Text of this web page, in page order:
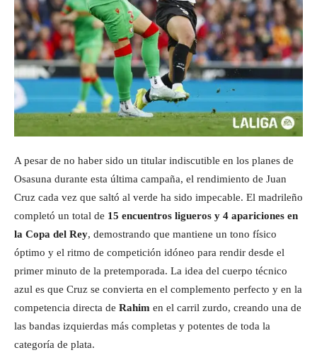
A pesar de no haber sido un titular indiscutible en los planes de
Osasuna durante esta última campaña, el rendimiento de Juan
Cruz cada vez que saltó al verde ha sido impecable. El madrileño
completó un total de 15 encuentros ligueros y 4 apariciones en
la Copa del Rey, demostrando que mantiene un tono físico
óptimo y el ritmo de competición idóneo para rendir desde el
primer minuto de la pretemporada. La idea del cuerpo técnico
azul es que Cruz se convierta en el complemento perfecto y en la
competencia directa de Rahim en el carril zurdo, creando una de
las bandas izquierdas más completas y potentes de toda la
categoría de plata.